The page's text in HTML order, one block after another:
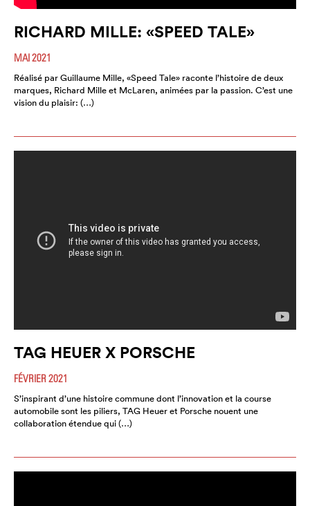
RICHARD MILLE: «SPEED TALE»
MAI 2021
Réalisé par Guillaume Mille, «Speed Tale» raconte l’histoire de deux
marques, Richard Mille et McLaren, animées par la passion. C’est une
vision du plaisir: (…)
TAG HEUER X PORSCHE
FÉVRIER 2021
S’inspirant d’une histoire commune dont l’innovation et la course
automobile sont les piliers, TAG Heuer et Porsche nouent une
collaboration étendue qui (…)